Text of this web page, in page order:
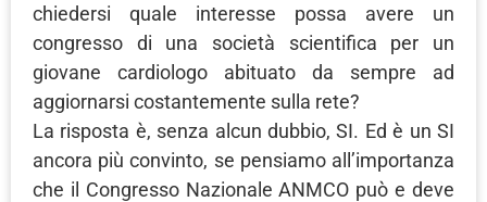
chiedersi quale interesse possa avere un
congresso di una società scientifica per un
giovane cardiologo abituato da sempre ad
aggiornarsi costantemente sulla rete?
La risposta è, senza alcun dubbio, SI. Ed è un SI
ancora più convinto, se pensiamo all’importanza
che il Congresso Nazionale ANMCO può e deve